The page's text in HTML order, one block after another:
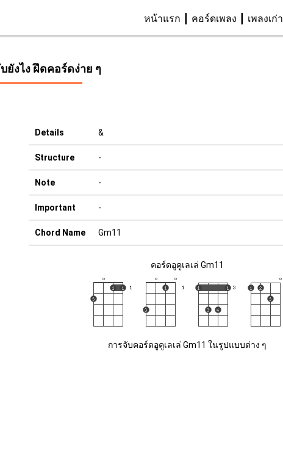
หน้าแรก คอร์ดเพลง เพลงเก่า
ยังไง ฝึดคอร์ดง่าย ๆ
Details &
Structure -
Note -
Important -
Chord Name Gm11
คอร์ดอูคูเลเล่ Gm11
การจับคอร์ดอูคูเลเล่ Gm11 ในรูปแบบต่าง ๆ